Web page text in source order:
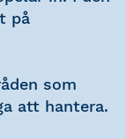
på
som
att hantera.